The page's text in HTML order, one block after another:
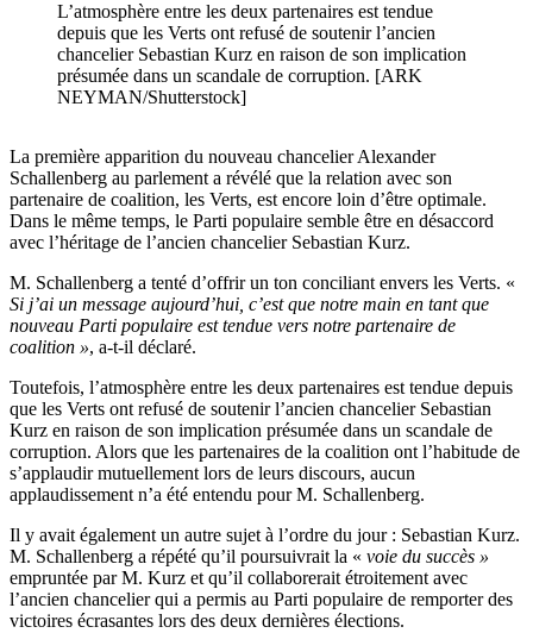
L’atmosphère entre les deux partenaires est tendue
depuis que les Verts ont refusé de soutenir l’ancien
chancelier Sebastian Kurz en raison de son implication
présumée dans un scandale de corruption. [ARK
NEYMAN/Shutterstock]
La première apparition du nouveau chancelier Alexander
Schallenberg au parlement a révélé que la relation avec son
partenaire de coalition, les Verts, est encore loin d’être optimale.
Dans le même temps, le Parti populaire semble être en désaccord
avec l’héritage de l’ancien chancelier Sebastian Kurz.
M. Schallenberg a tenté d’offrir un ton conciliant envers les Verts. «
Si j’ai un message aujourd’hui, c’est que notre main en tant que
nouveau Parti populaire est tendue vers notre partenaire de
coalition », a-t-il déclaré.
Toutefois, l’atmosphère entre les deux partenaires est tendue depuis
que les Verts ont refusé de soutenir l’ancien chancelier Sebastian
Kurz en raison de son implication présumée dans un scandale de
corruption. Alors que les partenaires de la coalition ont l’habitude de
s’applaudir mutuellement lors de leurs discours, aucun
applaudissement n’a été entendu pour M. Schallenberg.
Il y avait également un autre sujet à l’ordre du jour : Sebastian Kurz.
M. Schallenberg a répété qu’il poursuivrait la « voie du succès »
empruntée par M. Kurz et qu’il collaborerait étroitement avec
l’ancien chancelier qui a permis au Parti populaire de remporter des
victoires écrasantes lors des deux dernières élections.